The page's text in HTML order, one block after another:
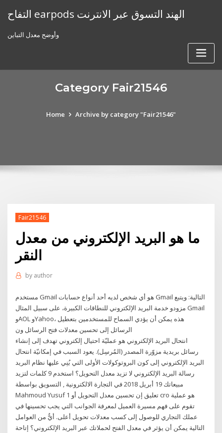
التفاح earpods الهند التسوق عبر الانترنت
وأوضح معدل التباين
Category Fair21546
Home Archive by category "Fair21546"
Fair21546
ما هو البريد الإلكتروني من معدل
النقر
by author
مستخدم Gmail هو أي شخص لديه أحد أنواع حسابات Gmail التالية: ويتبع
مزودو خدمة البريد الإلكتروني للنطاقات الكبيرة، على سبيل المثال Gmail
وAOL وYahoo، هذه يمكن أن يؤدي السماح للمستخدمين بتعطيل
الرسائل إلى تحسين معدلات فتح الرسائل ون
انتحال البريد الإلكتروني هو عمليّة احتيال إلكتروني تهدف إلى إنشاء
رسائل بريدية مزوّرة المصدر (المُرسِل). يعود السبب في إمكانيّة انتحال
البريد الإلكتروني إلى كون البروتوكولات الأولى التي بُنِي عليها نظام البريد
رسالة البريد الإلكتروني لا تزيد معدل التحويل؟ استخدم 9 كلمات لتزيد
مبيعاتك 19 أبريل 2018 في التجارة الالكترونية , التسويق بواسطة
Mahmoud Yusuf 1 تعليق إن تحسين معدل التحويل أو cro هو عملية
تقوم على فهم مسيرة العميل لمعرفة الجوانب التي يجب تحسينها في
عملك التجاري للوصول إلى كسب معدلات تحويل أعلى. أيٌّ من العوامل
التالية يمكن أن يؤثر في معدل الفتح لحملاتك عبر البريد الإلكتروني؟ إتاحة